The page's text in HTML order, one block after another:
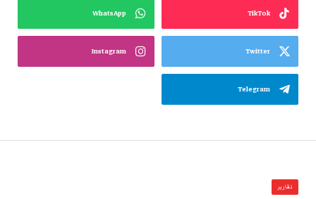
TikTok
WhatsApp
Twitter
Instagram
Telegram
تقارير